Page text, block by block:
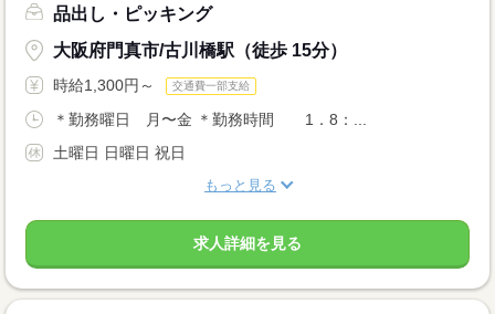
品出し・ピッキング
大阪府門真市/古川橋駅（徒歩 15分）
時給1,300円～ 交通費一部支給
＊勤務曜日 月〜金 ＊勤務時間 1．8：...
土曜日 日曜日 祝日
もっと見る
求人詳細を見る